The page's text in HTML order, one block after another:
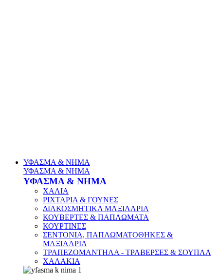
ΥΦΑΣΜΑ & ΝΗΜΑ
ΥΦΑΣΜΑ & ΝΗΜΑ
ΥΦΑΣΜΑ & ΝΗΜΑ
ΧΑΛΙΑ
ΡΙΧΤΑΡΙΑ & ΓΟΥΝΕΣ
ΔΙΑΚΟΣΜΗΤΙΚΑ ΜΑΞΙΛΑΡΙΑ
ΚΟΥΒΕΡΤΕΣ & ΠΑΠΛΩΜΑΤΑ
ΚΟΥΡΤΙΝΕΣ
ΣΕΝΤΟΝΙΑ, ΠΑΠΛΩΜΑΤΟΘΗΚΕΣ &
ΜΑΞΙΛΑΡΙΑ
ΤΡΑΠΕΖΟΜΑΝΤΗΛΑ - ΤΡΑΒΕΡΣΕΣ & ΣΟΥΠΛΑ
ΧΑΛΑΚΙΑ